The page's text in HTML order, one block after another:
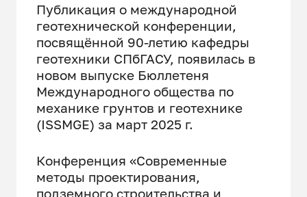
Публикация о международной
геотехнической конференции,
посвящённой 90-летию кафедры
геотехники СПбГАСУ, появилась в
новом выпуске Бюллетеня
Международного общества по
механике грунтов и геотехнике
(ISSMGE) за март 2025 г.
Конференция «Современные
методы проектирования,
подземного строительства и